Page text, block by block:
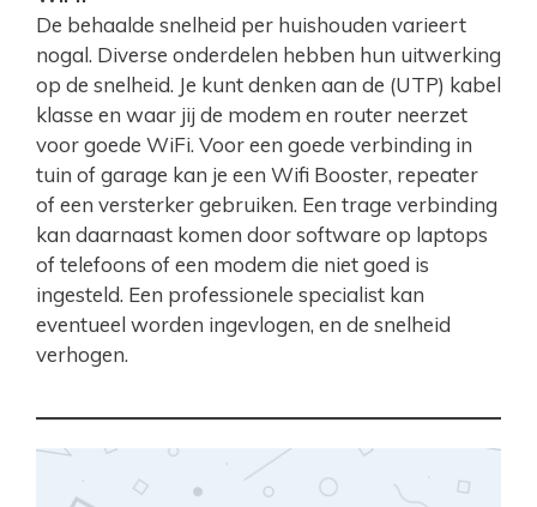
De behaalde snelheid per huishouden varieert
nogal. Diverse onderdelen hebben hun uitwerking
op de snelheid. Je kunt denken aan de (UTP) kabel
klasse en waar jij de modem en router neerzet
voor goede WiFi. Voor een goede verbinding in
tuin of garage kan je een Wifi Booster, repeater
of een versterker gebruiken. Een trage verbinding
kan daarnaast komen door software op laptops
of telefoons of een modem die niet goed is
ingesteld. Een professionele specialist kan
eventueel worden ingevlogen, en de snelheid
verhogen.